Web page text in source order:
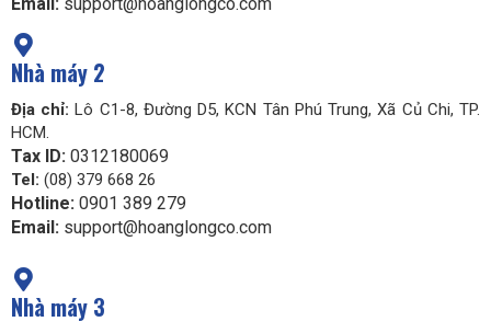
Nhà máy 2
Địa chỉ: Lô C1-8, Đường D5, KCN Tân Phú Trung, Xã Củ Chi, TP.
HCM.
Tax ID: 0312180069
Tel: (08) 379 668 26
Hotline: 0901 389 279
Email: support@hoanglongco.com
Nhà máy 3